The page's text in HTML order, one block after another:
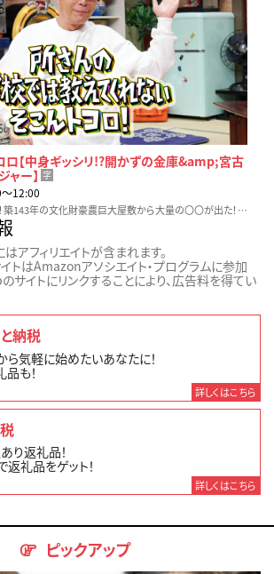
ロ【中身ギッシリ!?開かずの金庫&amp;宮古
ャー】 字
12:00
開かずの金庫を開けろ！築143年の文化財豪農巨大屋敷から大量の〇〇が出た！▽宮古島の海を巨大人食いザメからマモレ！体長◯メートル超巨大獲物を捕獲！
アフィリエイトが含まれます。
トはAmazonアソシエイト・プログラムに参加
サイトにリンクすることにより、広告料を得てい
納税
ら気軽に始めたいあなたに！
も！
詳しくはこちら
り返礼品！
礼品をゲット！
詳しくはこちら
ピックアップ